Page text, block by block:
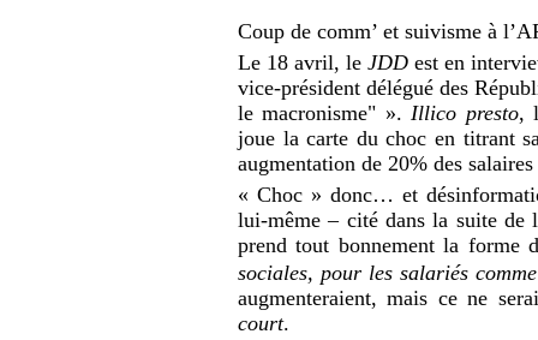
Coup de comm’ et suivisme à
Le 18 avril, leJDD est en
vice-président délégué des
le macronisme" ». Illico presto,
joue la carte du choc en titrant
augmentation de 20% des
« Choc » donc… et
lui-même – cité dans la suite de
prend tout bonnement la forme
sociales, pour les salariés
augmenteraient, mais ce ne
court.